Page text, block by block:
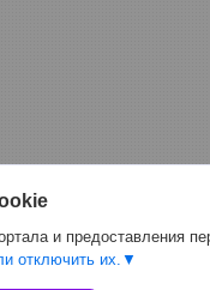
и предоставления
отключить их.